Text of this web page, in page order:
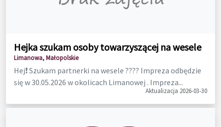
Hejka szukam osoby towarzyszącej na wesele
Limanowa, Małopolskie
Hej❗ Szukam partnerki na wesele ???? Impreza odbędzie
się w 30.05.2026 w okolicach Limanowej . Impreza...
Aktualizacja 2026-03-30